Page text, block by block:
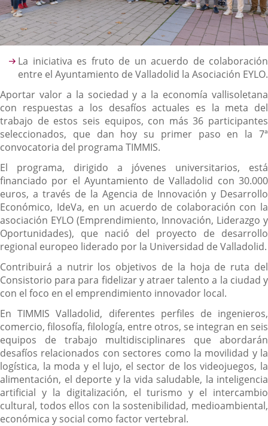
Descripción
La iniciativa es fruto de un acuerdo de colaboración
entre el Ayuntamiento de Valladolid la Asociación EYLO.
Aportar valor a la sociedad y a la economía vallisoletana
con respuestas a los desafíos actuales es la meta del
trabajo de estos seis equipos, con más 36 participantes
seleccionados, que dan hoy su primer paso en la 7ª
convocatoria del programa TIMMIS.
El programa, dirigido a jóvenes universitarios, está
financiado por el Ayuntamiento de Valladolid con 30.000
euros, a través de la Agencia de Innovación y Desarrollo
Económico, IdeVa, en un acuerdo de colaboración con la
asociación EYLO (Emprendimiento, Innovación, Liderazgo y
Oportunidades), que nació del proyecto de desarrollo
regional europeo liderado por la Universidad de Valladolid.
Contribuirá a nutrir los objetivos de la hoja de ruta del
Consistorio para para fidelizar y atraer talento a la ciudad y
con el foco en el emprendimiento innovador local.
En TIMMIS Valladolid, diferentes perfiles de ingenieros,
comercio, filosofía, filología, entre otros, se integran en seis
equipos de trabajo multidisciplinares que abordarán
desafíos relacionados con sectores como la movilidad y la
logística, la moda y el lujo, el sector de los videojuegos, la
alimentación, el deporte y la vida saludable, la inteligencia
artificial y la digitalización, el turismo y el intercambio
cultural, todos ellos con la sostenibilidad, medioambiental,
económica y social como factor vertebral.